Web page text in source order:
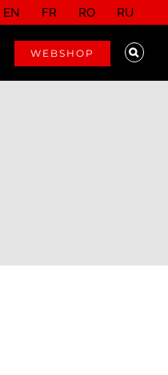
EN FR RO RU
WEBSHOP